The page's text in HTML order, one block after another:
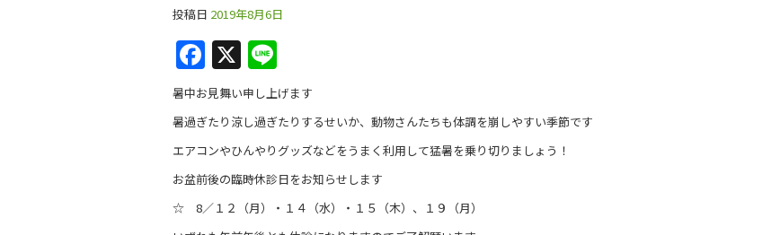
投稿日 2019年8月6日
F
a
c
e
b
o
o
X
n
e
暑中お見舞い申し上げます
暑過ぎたり涼し過ぎたりするせいか、動物さんたちも体調を崩しやすい季節です
エアコンやひんやりグッズなどをうまく利用して猛暑を乗り切りましょう！
お盆前後の臨時休診日をお知らせします
☆ 8／１２（月）・１４（水）・１５（木）、１９（月）